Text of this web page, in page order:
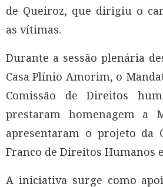
de Queiroz, que dirigiu o
as vítimas.
Durante a sessão plenária
Casa Plínio Amorim, o
Comissão de Direitos
prestaram homenagem a
apresentaram o projeto da
Franco de Direitos Humanos
A iniciativa surge como